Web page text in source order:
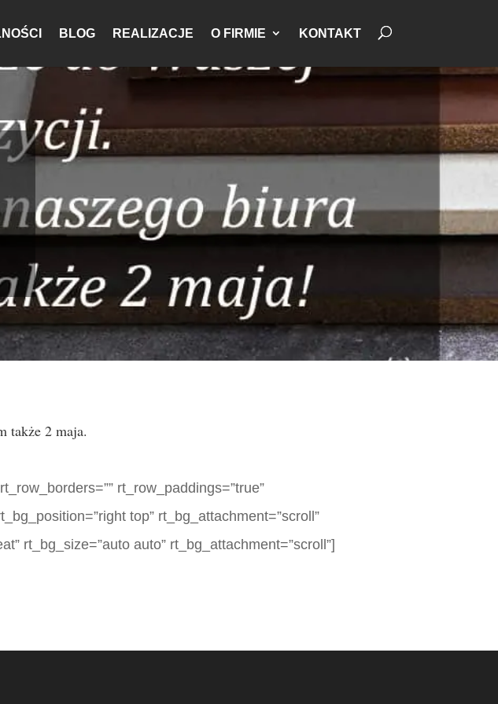
BLOG REALIZACJE O FIRMIE KONTAKT
także 2 maja.
rt_row_paddings=”true”
top” rt_bg_attachment=”scroll”
rt_bg_size=”auto auto” rt_bg_attachment=”scroll”]